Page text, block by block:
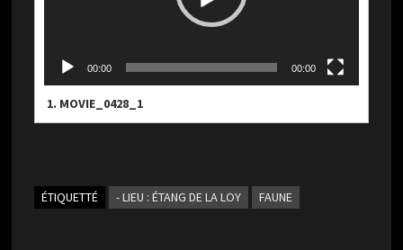
00:00 00:00
1. MOVIE_0428_1
ÉTIQUETTÉ - LIEU : ÉTANG DE LA LOY FAUNE